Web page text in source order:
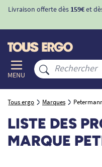
Livraison offerte dès 159€et
MENU
Tous ergo Marques
LISTE DES
MARQUE